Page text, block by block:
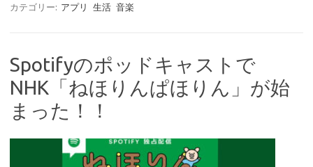
カテゴリー: アプリ 生活 音楽
Spotifyのポッドキャストで
NHK「ねほりんぱほりん」が始
まった！！